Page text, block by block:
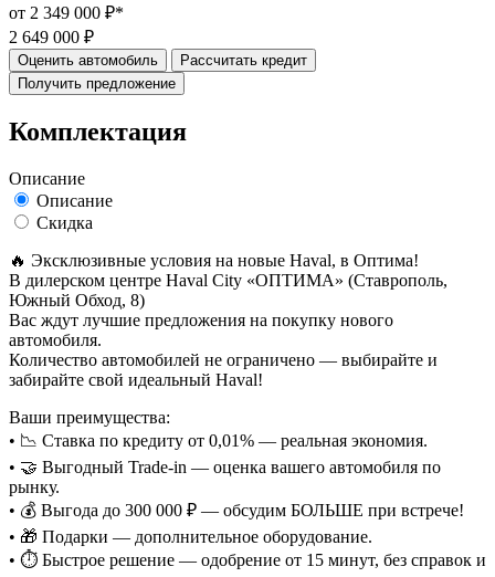
от 2 349 000 ₽*
2 649 000 ₽
Оценить автомобиль
Рассчитать кредит
Получить предложение
Комплектация
Описание
Описание
Скидка
🔥 Эксклюзивные условия на новые Haval, в Oптима!
В дилерском центре Haval City «ОПТИМА» (Ставрополь,
Южный Обход, 8)
Вас ждут лучшие предложения на покупку нового
автомобиля.
Количество автомобилей не ограничено — выбирайте и
забирайте свой идеальный Haval!
Ваши преимущества:
• 📉 Ставка по кредиту от 0,01% — реальная экономия.
• 🤝 Выгодный Trade-in — оценка вашего автомобиля по
рынку.
• 💰 Выгода до 300 000 ₽ — обсудим БОЛЬШЕ при встрече!
• 🎁 Подарки — дополнительное оборудование.
• ⏱️ Быстрое решение — одобрение от 15 минут, без справок и